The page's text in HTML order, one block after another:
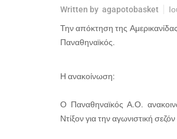
Written by agapotobasket
Την απόκτηση της
Παναθηναϊκός.
Η ανακοίνωση:
Ο Παναθηναϊκός Α.Ο.
Ντίξον για την αγωνιστική